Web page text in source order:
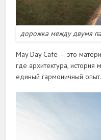
дорожка между двумя
May Day Cafe — это
где архитектура, история
единый гармоничный опыт.